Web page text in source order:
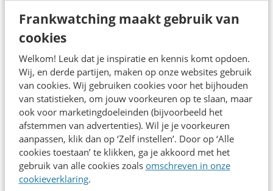
Frankwatching maakt gebruik van
cookies
Welkom! Leuk dat je inspiratie en kennis komt opdoen.
Wij, en derde partijen, maken op onze websites gebruik
van cookies. Wij gebruiken cookies voor het bijhouden
van statistieken, om jouw voorkeuren op te slaan, maar
ook voor marketingdoeleinden (bijvoorbeeld het
afstemmen van advertenties). Wil je je voorkeuren
aanpassen, klik dan op ‘Zelf instellen’. Door op ‘Alle
cookies toestaan’ te klikken, ga je akkoord met het
gebruik van alle cookies zoals omschreven in onze
cookieverklaring.
Je ontdekt wat content écht viraal maakt op TikTok en
in Reels, hoe je vorm, inhoud en algoritmische
signalen slim combineert en hoe je met één strategie
structureel organisch bereik opbouwt.
Na deze sessie heb je inzicht in:
De bouwstenen van virale short-form video: wat
Reels en TikToks laat aanslaan, inclusief hooks,
storyline en algoritme-triggers.
Een herhaalbare contentaanpak: hoe je met één